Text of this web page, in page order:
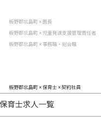
板野郡北島町 × 園長
板野郡北島町 × 児童発達支援管理責任者
板野郡北島町 × 事務職・総合職
板野郡北島町 × 保育士 × 契約社員
育士求人一覧